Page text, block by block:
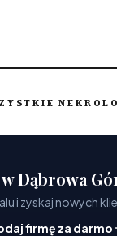
Dąbrowa
i zyskaj nowych
firmę za darmo